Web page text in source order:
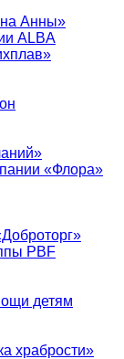
Анны»
ALBA
«Флора»
PBF
детям
храбрости»